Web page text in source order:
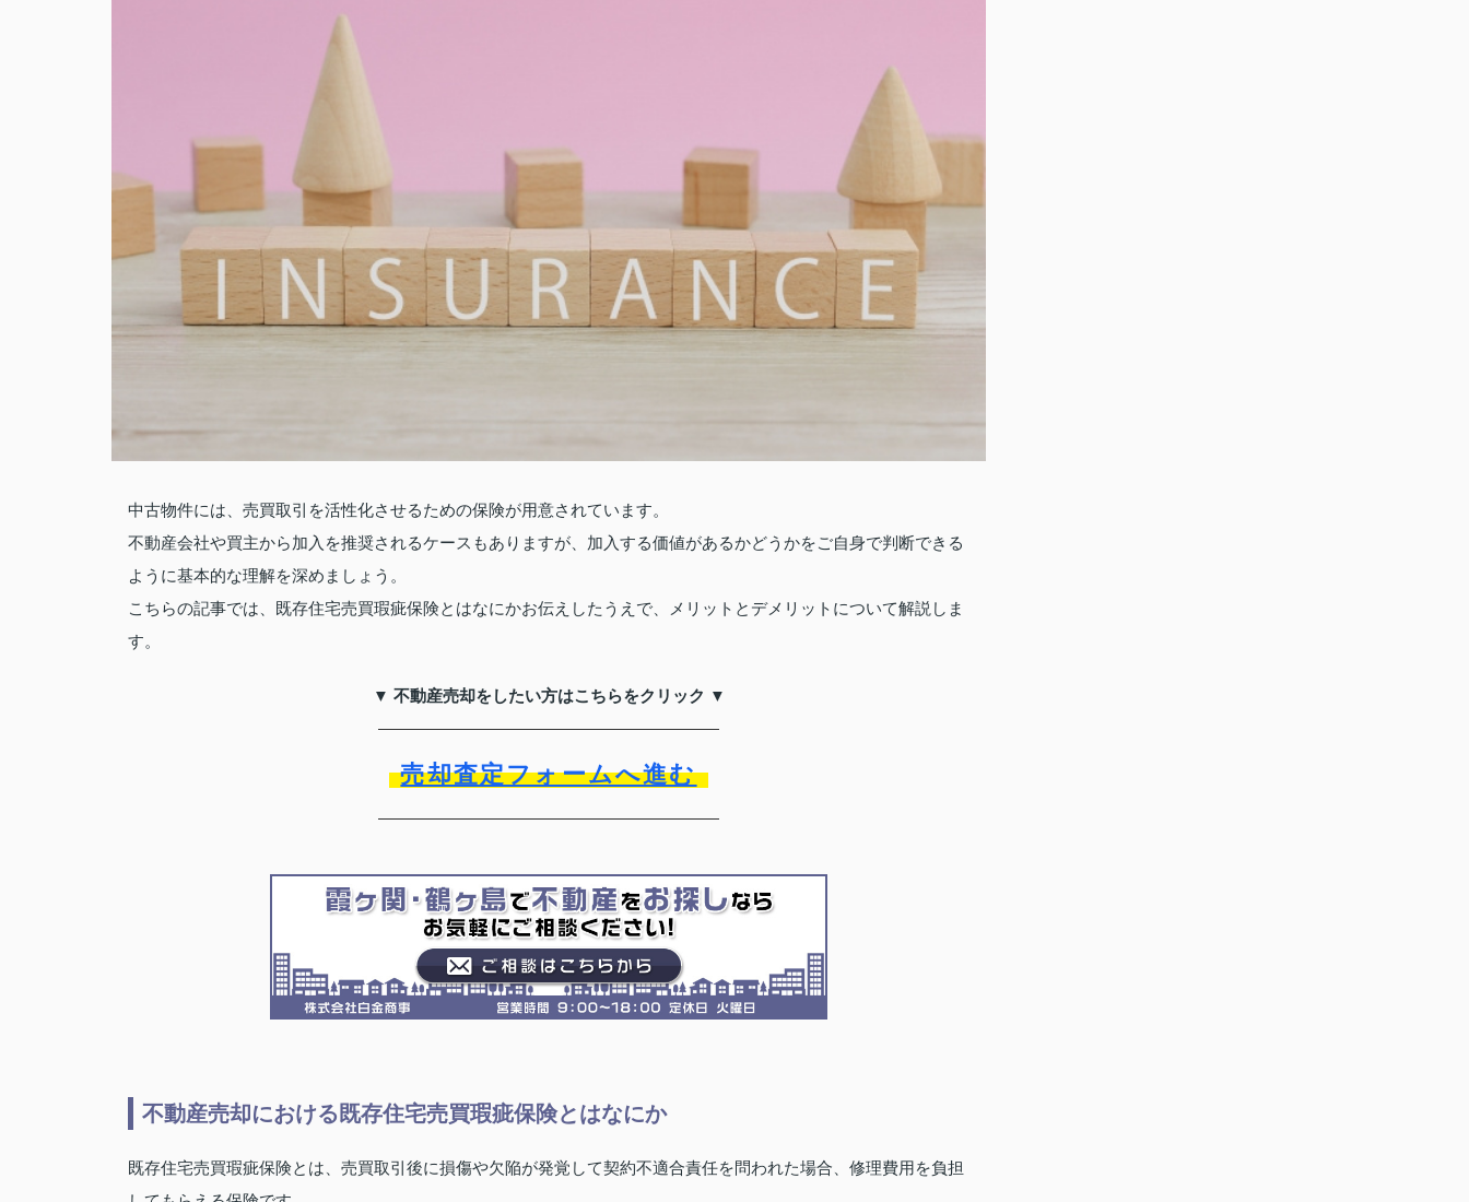
中古物件には、売買取引を活性化させるための保険が用意されています。
不動産会社や買主から加入を推奨されるケースもありますが、加入する価値があるかどうかをご自身で判断できる
ように基本的な理解を深めましょう。
こちらの記事では、既存住宅売買瑕疵保険とはなにかお伝えしたうえで、メリットとデメリットについて解説しま
す。
▼ 不動産売却をしたい方はこちらをクリック ▼
売却査定フォームへ進む
不動産売却における既存住宅売買瑕疵保険とはなにか
既存住宅売買瑕疵保険とは、売買取引後に損傷や欠陥が発覚して契約不適合責任を問われた場合、修理費用を負担